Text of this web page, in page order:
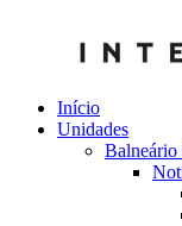
Início
Unidades
Balneário